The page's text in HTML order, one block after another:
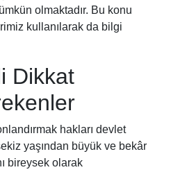
olmaktadır. Bu konu
kullanılarak da bilgi
Dikkat
hakları devlet
yaşından büyük ve bekâr
bireysek olarak